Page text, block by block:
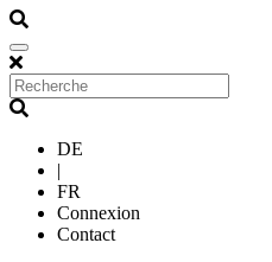
DE
|
FR
Connexion
Contact